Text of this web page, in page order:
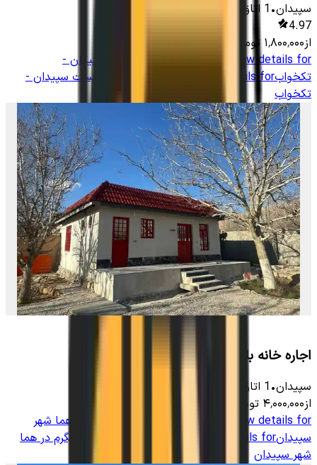
سپیدان•
1 اتاق
4.97
از۱٬۸۰۰٬۰۰۰ تومان
View details for
اجاره خانه باغ در سربست سپیدان -
تکخوابView details for
اجاره خانه باغ در سربست سپیدان -
تکخواب
اجاره خانه باغ در سربست سپیدان - تکخواب
سپیدان•
1 اتاق
از۴٬۰۰۰٬۰۰۰ تومان
View details for
ویلا با استخر سرپوشیده آبگرم در هما شهر
سپیدانView details for
ویلا با استخر سرپوشیده آبگرم در هما
شهر سپیدان